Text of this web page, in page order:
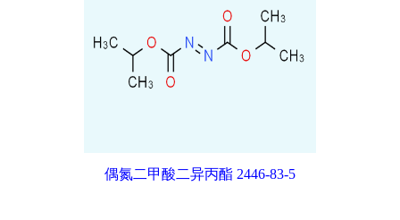
偶氮二甲酸二异丙酯 2446-83-5